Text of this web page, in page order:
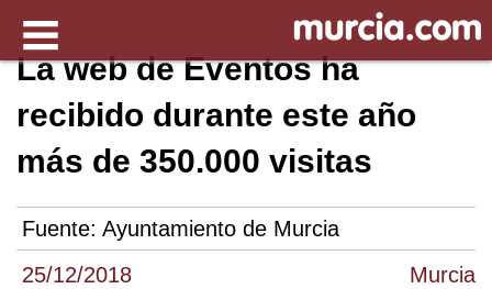
25/12/2018 Murcia
La web de Eventos ha
recibido durante este año
más de 350.000 visitas
Fuente: Ayuntamiento de Murcia